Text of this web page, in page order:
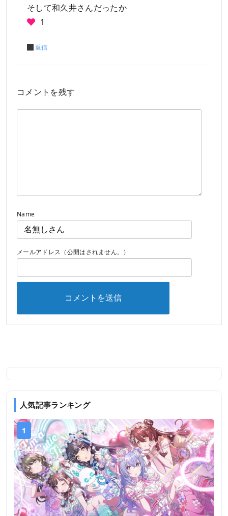
そして和久井さんだったか
1
返信
コメントを残す
Name
メールアドレス（公開はされません。）
人気記事ランキング
1